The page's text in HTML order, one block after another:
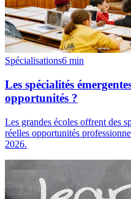
Spécialisations6 min
Les spécialités
opportunités ?
Les grandes écoles offrent des
réelles opportunités
2026.